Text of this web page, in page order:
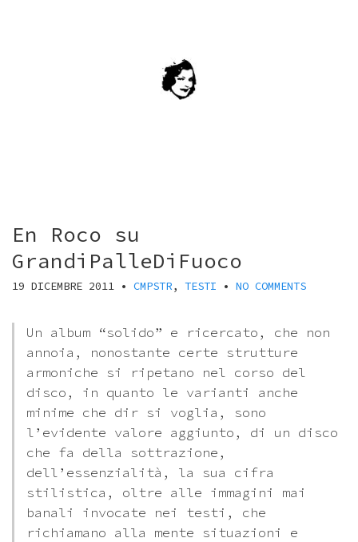
En Roco su
GrandiPalleDiFuoco
19 DICEMBRE 2011 • CMPSTR, TESTI • NO COMMENTS
Un album “solido” e ricercato, che non
annoia, nonostante certe strutture
armoniche si ripetano nel corso del
disco, in quanto le varianti anche
minime che dir si voglia, sono
l’evidente valore aggiunto, di un disco
che fa della sottrazione,
dell’essenzialità, la sua cifra
stilistica, oltre alle immagini mai
banali invocate nei testi, che
richiamano alla mente situazioni e